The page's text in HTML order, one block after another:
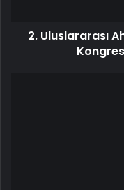
2. Uluslararası